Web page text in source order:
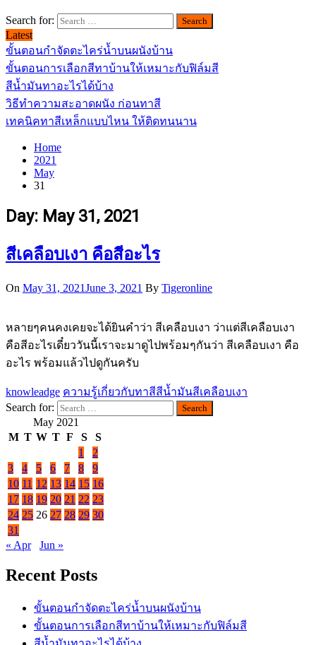
Search for:
Latest
ขั้นตอนกำจัดตะไคร่น้ำบนผนังบ้าน
ขั้นตอนการเลือกสีทาบ้านให้เหมาะกับฟิล์มสี
สีน้ำมันทาอะไรได้บ้าง
วิธีทำความสะอาดผนัง ก่อนทาสี
เทคนิคทาสีเหล็กแบบไหน ให้ติดทนนาน
Home
2021
May
31
Day: May 31, 2021
สีเคลือบเงา คือสีอะไร
On May 31, 2021June 3, 2021 By Tigeronline
หลายๆคนคงเคยจะได้ยินคำว่า สีเคลือบเงา ว่าแต่สีเคลือบเงา
คือสีอะไรเดี๋ยววันนี้เราจะมาดูไปพร้อมๆกันว่า สีเคลือบเงา คือ
อะไร พร้อมแล้วไปดูกันครับ
knowleadge ความรู้เกี่ยวกับทาสีสีน้ำมันสีเคลือบเงา
Search for:
May 2021
M T W T F S
S
1
2
3
4 5 6 7 8
9
10 11 12 13 14 15 16
17 18 19 20 21 22 23
24 25 26 27 28 29 30
31
« Apr
Jun »
Recent Posts
ขั้นตอนกำจัดตะไคร่น้ำบนผนังบ้าน
ขั้นตอนการเลือกสีทาบ้านให้เหมาะกับฟิล์มสี